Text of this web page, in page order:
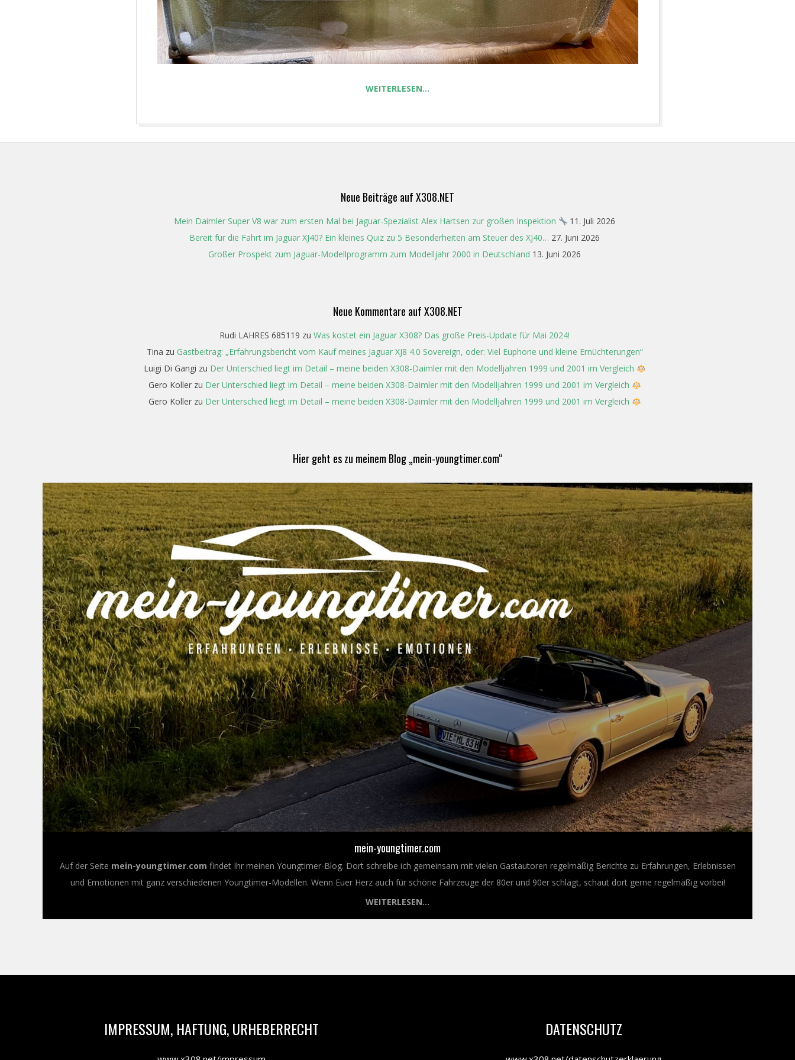
WEITERLESEN…
Neue Beiträge auf X308.NET
Mein Daimler Super V8 war zum ersten Mal bei Jaguar-Spezialist Alex Hartsen zur großen Inspektion
11. Juli 2026
Bereit für die Fahrt im Jaguar XJ40? Ein kleines Quiz zu 5 Besonderheiten am Steuer des XJ40… 27. Juni 2026
Großer Prospekt zum Jaguar-Modellprogramm zum Modelljahr 2000 in Deutschland 13. Juni 2026
Neue Kommentare auf X308.NET
Rudi LAHRES 685119 zu Was kostet ein Jaguar X308? Das große Preis-Update für Mai 2024!
Tina zu Gastbeitrag: „Erfahrungsbericht vom Kauf meines Jaguar XJ8 4.0 Sovereign, oder: Viel Euphorie und kleine Ernüchterungen“
Luigi Di Gangi zu Der Unterschied liegt im Detail – meine beiden X308-Daimler mit den Modelljahren 1999 und 2001 im Vergleich
Gero Kollerzu Der Unterschied liegt im Detail – meine beiden X308-Daimler mit den Modelljahren 1999 und 2001 im Vergleich
Gero Kollerzu Der Unterschied liegt im Detail – meine beiden X308-Daimler mit den Modelljahren 1999 und 2001 im Vergleich
Hier geht es zu meinem Blog „mein-youngtimer.com“
mein-youngtimer.com
Auf der Seite mein-youngtimer.com findet Ihr meinen Youngtimer-Blog. Dort schreibe ich gemeinsam mit vielen Gastautoren regelmäßig Berichte zu Erfahrungen, Erlebnissen
und Emotionen mit ganz verschiedenen Youngtimer-Modellen. Wenn Euer Herz auch für schöne Fahrzeuge der 80er und 90er schlägt, schaut dort gerne regelmäßig vorbei!
WEITERLESEN...
IMPRESSUM, HAFTUNG, URHEBERRECHT DATENSCHUTZ